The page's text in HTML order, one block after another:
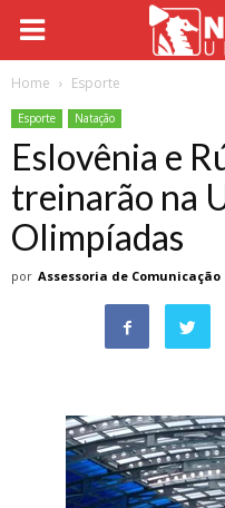
Home Esporte
Esporte Natação
Eslovênia e
treinarão na
Olimpíadas
por Assessoria de Comunicação